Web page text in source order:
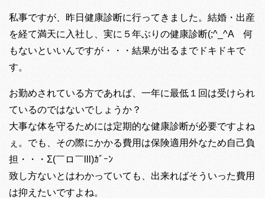
私事ですが、昨日健康診断に行ってきました。結婚・出産
を経て満天に入社し、実に５年ぶりの健康診断(;^_^A 何
もないといいんですが・・・結果が出るまでドキドキで
す。
お勤めされている方であれば、一年に最低１回は受けられ
ているのではないでしょうか？
大事な体を守るためには定期的な健康診断が必要ですよね
ぇ。でも、その際にかかる費用は保険適用外なため自己負
担・・・Σ(￣ロ￣lll)ｶﾞｰﾝ
致し方ないとはわかっていても、出来ればそういった費用
は抑えたいですよね。